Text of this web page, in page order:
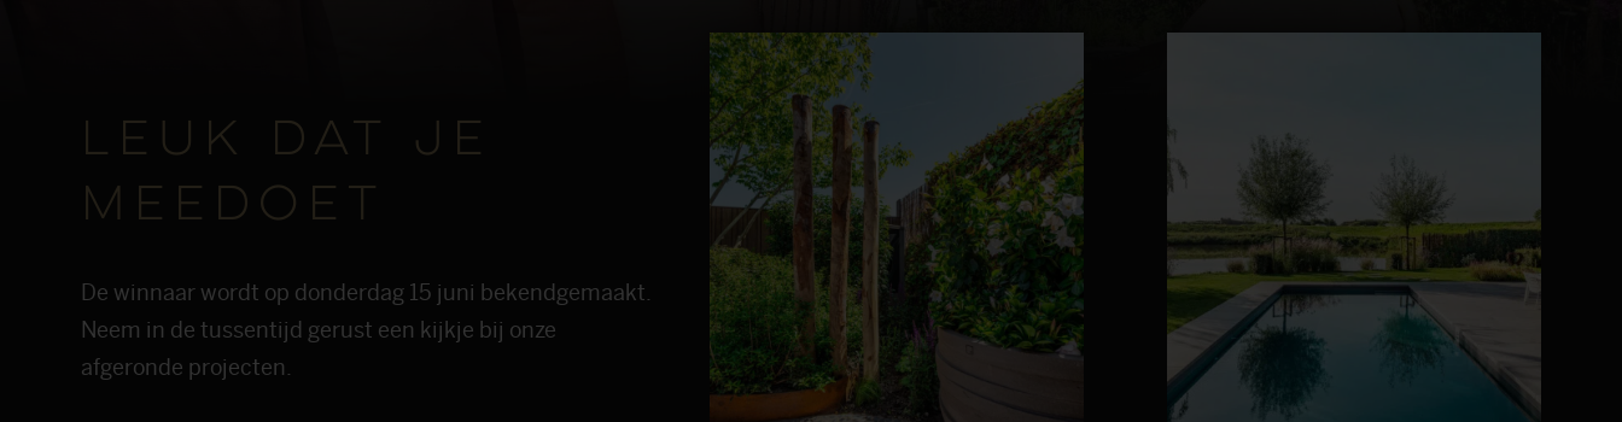
Leuk dat je
meedoet
De winnaar wordt op donderdag 15 juni bekendgemaakt.
Neem in de tussentijd gerust een kijkje bij onze
afgeronde projecten.